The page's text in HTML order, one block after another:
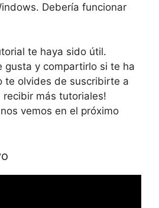
Debería funcionar
te haya sido útil.
gusta y compartirlo si te ha
te olvides de suscribirte a
recibir más tutoriales!
vemos en el próximo